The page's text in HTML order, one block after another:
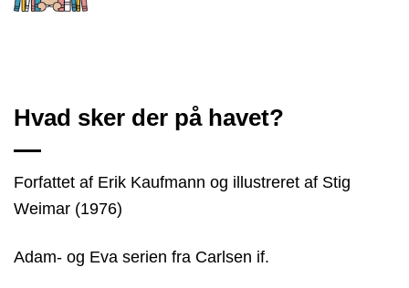
Hvad sker der på havet?
Forfattet af Erik Kaufmann og illustreret af Stig
Weimar (1976)
Adam- og Eva serien fra Carlsen if.